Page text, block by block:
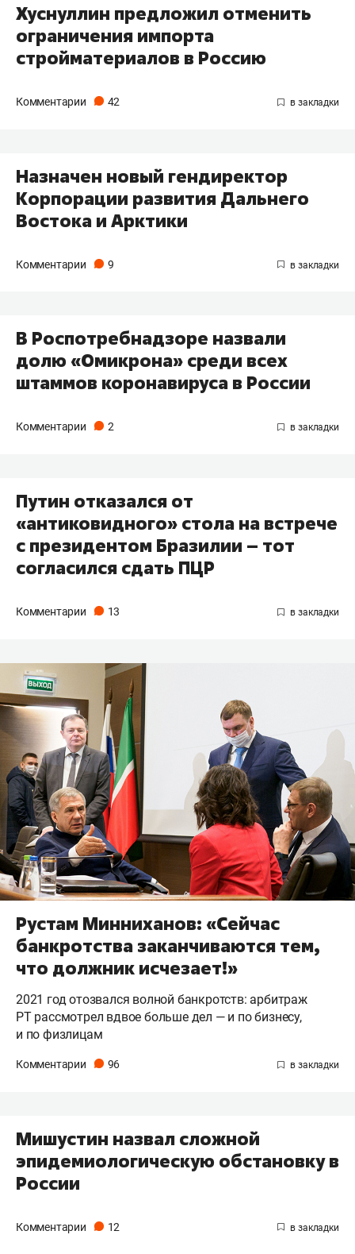
Хуснуллин предложил отменить
ограничения импорта
стройматериалов в Россию
Комментарии 42
Назначен новый гендиректор
Корпорации развития Дальнего
Востока и Арктики
Комментарии 9
В Роспотребнадзоре назвали
долю «Омикрона» среди всех
штаммов коронавируса в России
Комментарии 2
Путин отказался от
«антиковидного» стола на встрече
с президентом Бразилии – тот
согласился сдать ПЦР
Комментарии 13
Рустам Минниханов: «Сейчас
банкротства заканчиваются тем,
что должник исчезает!»
2021 год отозвался волной банкротств: арбитраж
РТ рассмотрел вдвое больше дел — и по бизнесу,
и по физлицам
Комментарии 96
Мишустин назвал сложной
эпидемиологическую обстановку в
России
Комментарии 12